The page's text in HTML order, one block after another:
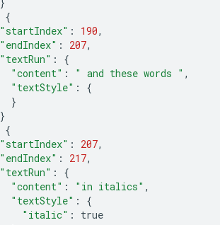
}
{
"startIndex" : 190,
"endIndex" : 207,
"textRun" :
{
"content" : " and these words " ,
"textStyle" :
{
}
}
{
"startIndex" : 207,
"endIndex" : 217,
"textRun" :
{
"content" : "in italics" ,
"textStyle" :
{
"italic" :
true